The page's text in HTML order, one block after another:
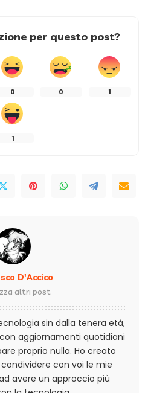
per questo post?
0 0 1
1
D'Accico
altri post
sin dalla tenera età,
aggiornamenti quotidiani
proprio nulla. Ho creato
con voi le mie
avere un approccio più